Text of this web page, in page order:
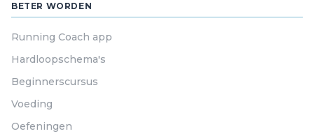
BETER WORDEN
Running Coach app
Hardloopschema's
Beginnerscursus
Voeding
Oefeningen